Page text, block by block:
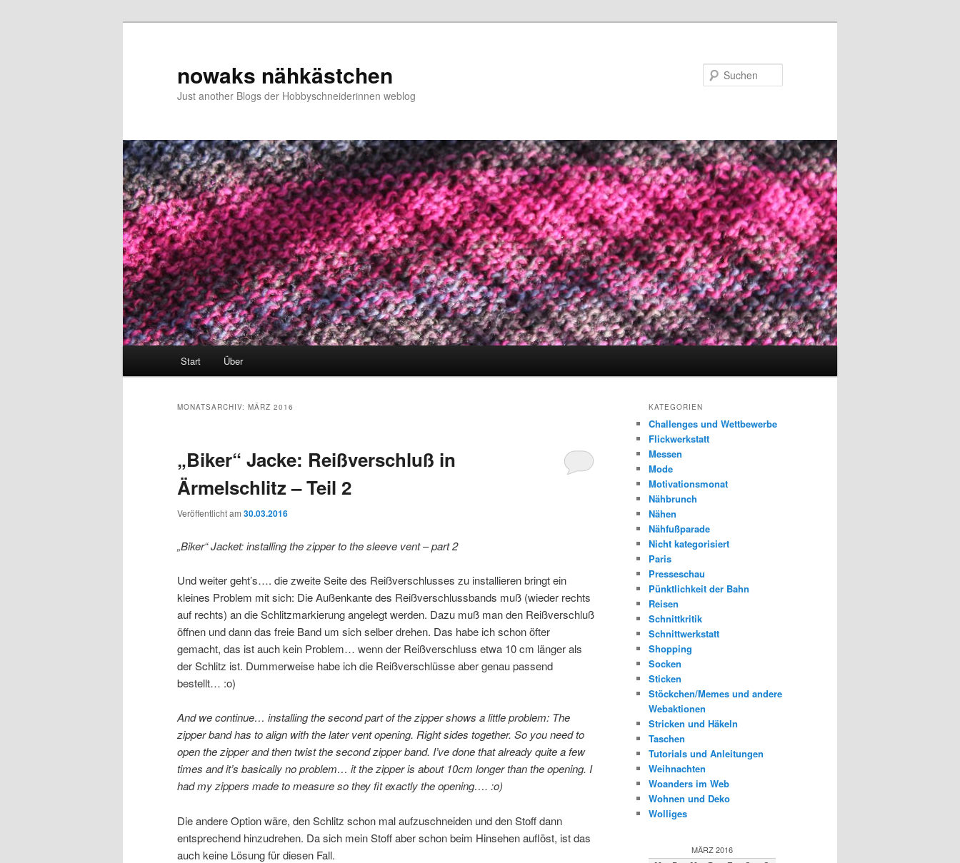
nowaks nähkästchen
Just another Blogs der Hobbyschneiderinnen weblog
Start Über
MONATSARCHIV: MÄRZ 2016
„Biker“ Jacke: Reißverschluß in
Ärmelschlitz – Teil 2
Veröffentlicht am 30.03.2016
„Biker“ Jacket: installing the zipper to the sleeve vent–part 2
Und weiter geht’s…. die zweite Seite des Reißverschlusses zu installieren bringt ein
kleines Problem mit sich: Die Außenkante des Reißverschlussbands muß (wieder rechts
auf rechts) an die Schlitzmarkierung angelegt werden. Dazu muß man den Reißverschluß
öffnen und dann das freie Band um sich selber drehen. Das habe ich schon öfter
gemacht, das ist auch kein Problem… wenn der Reißverschluss etwa 10 cm länger als
der Schlitz ist. Dummerweise habe ich die Reißverschlüsse aber genau passend
bestellt… :o)
And we continue… installing the second part of the zipper shows a little problem: The
zipper band has to align with the later vent opening. Right sides together. So you need to
open the zipper and then twist the second zipper band. I’ve done that already quite a few
times and it’s basically no problem… it the zipper is about 10cm longer than the opening. I
had my zippers made to measure so they fit exactly the opening…. :o)
Die andere Option wäre, den Schlitz schon mal aufzuschneiden und den Stoff dann
entsprechend hinzudrehen. Da sich mein Stoff aber schon beim Hinsehen auflöst, ist das
auch keine Lösung für diesen Fall.
KATEGORIEN
Challenges und Wettbewerbe
Flickwerkstatt
Messen
Mode
Motivationsmonat
Nähbrunch
Nähen
Nähfußparade
Nicht kategorisiert
Paris
Presseschau
Pünktlichkeit der Bahn
Reisen
Schnittkritik
Schnittwerkstatt
Shopping
Socken
Sticken
Stöckchen/Memes und andere
Webaktionen
Stricken und Häkeln
Taschen
Tutorials und Anleitungen
Weihnachten
Woanders im Web
Wohnen und Deko
Wolliges
MÄRZ 2016